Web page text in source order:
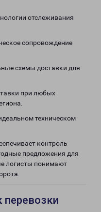
отслеживания
сопровождение
схемы доставки для
при любых
техническом
контроль
предложения для
логисты понимают
перевозки